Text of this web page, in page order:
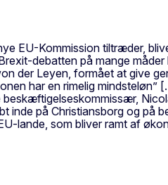
EU-Kommission tiltræder,
debatten på mange
der Leyen, formået at give
har en rimelig
inde på Christiansborg og på
lande, som bliver ramt af